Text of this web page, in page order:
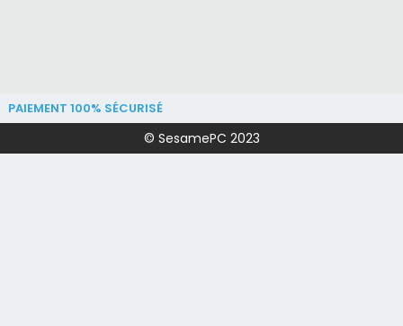
PAIEMENT 100% SÉCURISÉ
© SesamePC 2023